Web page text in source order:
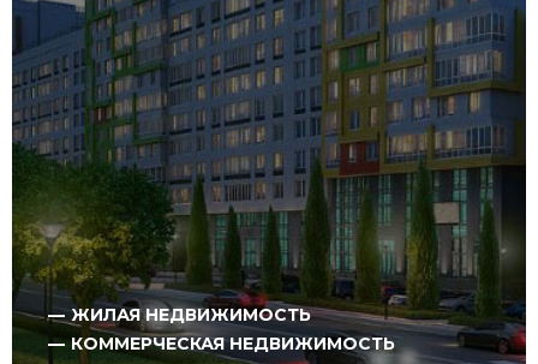
ЖИЛАЯ НЕДВИЖИМОСТЬ
КОММЕРЧЕСКАЯ НЕДВИЖИМОСТЬ